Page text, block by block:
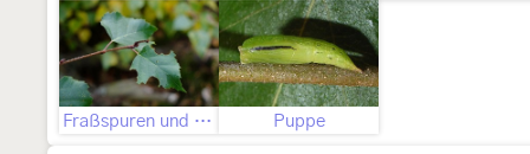
Fraßspuren und Befallsbild Puppe